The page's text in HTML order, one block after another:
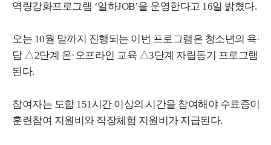
역량강화프로그램 ‘일하JOB’을 운영한다고 16일 밝혔다.
오는 10월 말까지 진행되는 이번 프로그램은 청소년의 욕
담 △2단계 온·오프라인 교육 △3단계 자립동기 프로그램
된다.
참여자는 도합 151시간 이상의 시간을 참여해야 수료증이
훈련참여 지원비와 직장체험 지원비가 지급된다.